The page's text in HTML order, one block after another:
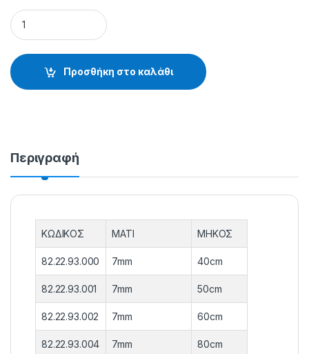
ΑΠΟΧΕΣ ΣΚΕΤΕΣ - 82.22.93.000 quantity
Προσθήκη στο καλάθι
Περιγραφή
ΚΩΔΙΚΟΣ ΜΑΤΙ ΜΗΚΟΣ
82.22.93.000 7mm 40cm
82.22.93.001 7mm 50cm
82.22.93.002 7mm 60cm
82.22.93.004 7mm 80cm